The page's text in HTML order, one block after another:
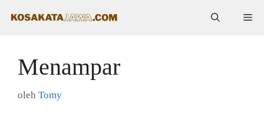
Menampar
oleh Tomy